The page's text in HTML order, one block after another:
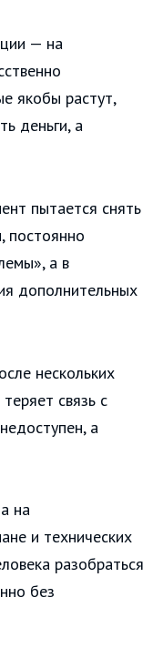
— на
якобы растут,
деньги, а
пытается снять
постоянно
а в
дополнительных
нескольких
связь с
а
на
и технических
разобраться
без